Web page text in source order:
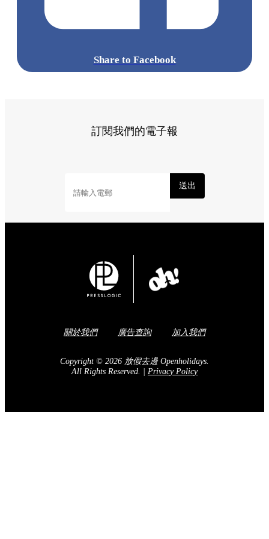
Share to Facebook
訂閱我們的電子報
送出
關於我們 廣告查詢 加入我們
Copyright © 2026 放假去邊 Openholidays.
All Rights Reserved.
Privacy Policy